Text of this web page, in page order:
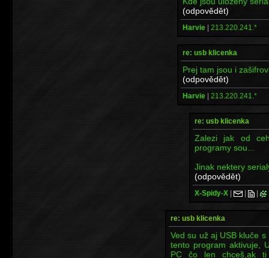
(odpovědět)
Harvie | 213.220.241.*
re: usb klicenka
Prej tam jsou i
(odpovědět)
Harvie | 213.220.241.*
re: usb klicenka
Zalezi jak od
programy sou...
Jinak nektery
(odpovědět)
X-Spidy-X | | |
re: usb klicenka
Ved su už aj USB kluče
tento program aktivuje,
PC čo len chceš,ak ti